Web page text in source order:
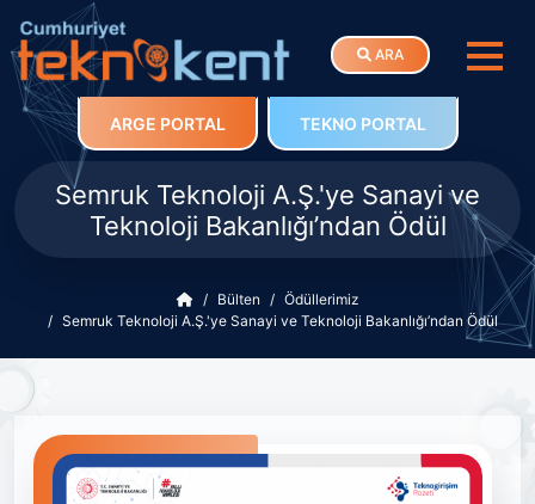
ARA
ARGE PORTAL TEKNO PORTAL
Semruk Teknoloji A.Ş.'ye Sanayi ve
Teknoloji Bakanlığı’ndan Ödül
Bülten
Ödüllerimiz
Semruk Teknoloji A.Ş.'ye Sanayi ve Teknoloji Bakanlığı’ndan Ödül